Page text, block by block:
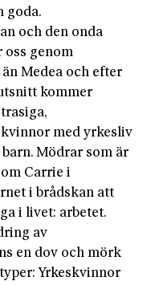
goda.
och den onda
oss genom
Medea och efter
kommer
med yrkesliv
Mödrar som är
Carrie i
i brådskan att
i livet: arbetet.
av
en dov och mörk
Yrkeskvinnor